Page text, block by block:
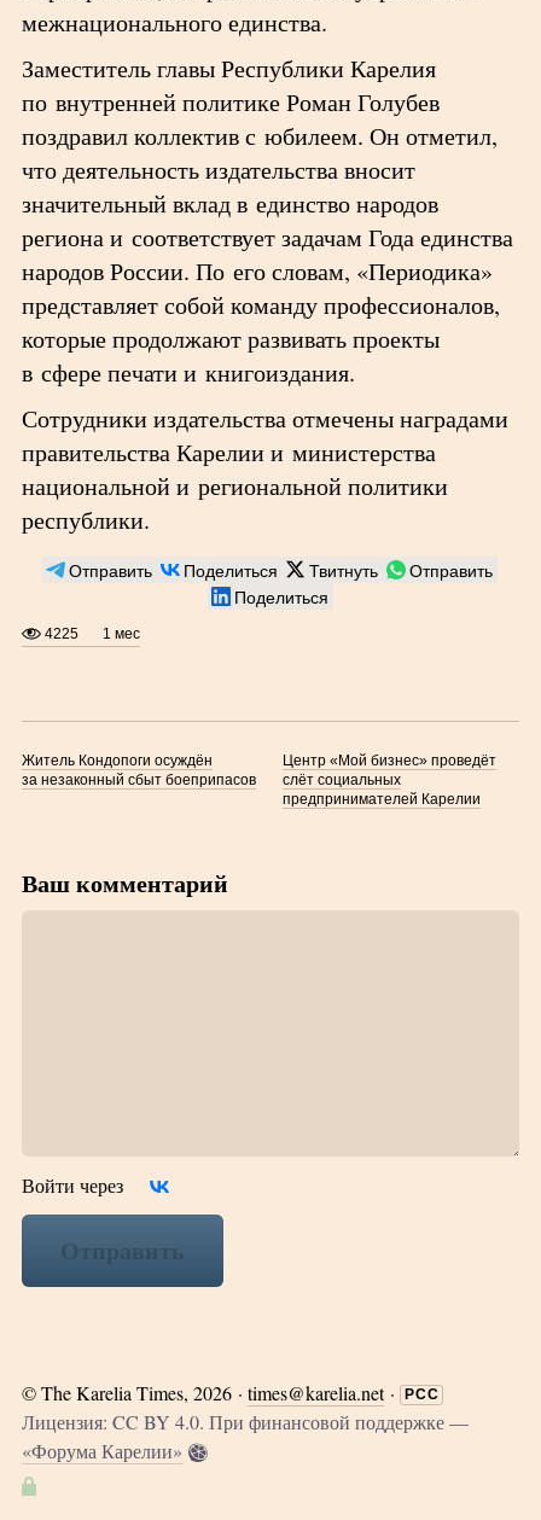
межнационального единства.
Заместитель главы Республики Карелия
по внутренней политике Роман Голубев
поздравил коллектив с юбилеем. Он отметил,
что деятельность издательства вносит
значительный вклад в единство народов
региона и соответствует задачам Года единства
народов России. По его словам, «Периодика»
представляет собой команду профессионалов,
которые продолжают развивать проекты
в сфере печати и книгоиздания.
Сотрудники издательства отмечены наградами
правительства Карелии и министерства
национальной и региональной политики
республики.
Отправить Поделиться Твитнуть
Отправить
Поделиться
4225 1 мес
Житель Кондопоги осуждён
за незаконный сбыт боеприпасов
Центр «Мой бизнес» проведёт
слёт социальных
предпринимателей Карелии
Ваш комментарий
Войти через
Отправить
©The Karelia Times, 2026 · times@karelia.net· РСС
Лицензия: CC BY 4.0. При финансовой поддержке —
«Форума Карелии»